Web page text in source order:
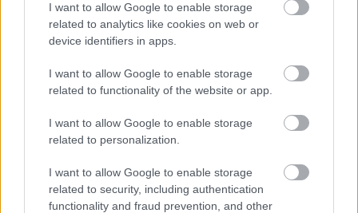
I want to allow Google to enable storage
related to analytics like cookies on web or
device identifiers in apps.
I want to allow Google to enable storage
related to functionality of the website or app.
I want to allow Google to enable storage
related to personalization.
I want to allow Google to enable storage
related to security, including authentication
functionality and fraud prevention, and other
Tudomány Űrkutatás
FELFELÉ HULLÓ ESŐ ÉS XENOBOTOK –
KÜLÖNLEGES KIÁLLÍTÁS A LAM-BAN